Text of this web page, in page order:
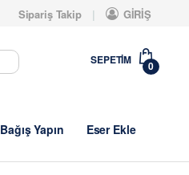
Sipariş Takip GİRİŞ
SEPETIM 0
Bağış Yapın Eser Ekle